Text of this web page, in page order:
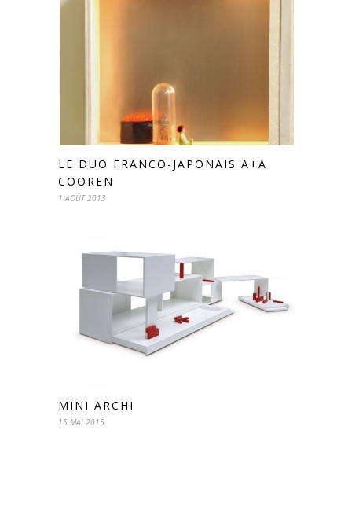
LE DUO FRANCO-JAPONAIS A+A
COOREN
1 AOÛT 2013
MINI ARCHI
15 MAI 2015